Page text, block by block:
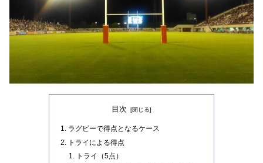
目次
ラグビーで得点となるケース
トライによる得点
トライ（5点）